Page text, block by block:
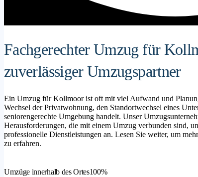
Fachgerechter Umzug für
zuverlässiger Umzugspartner
Ein Umzug für Kollmoor ist oft mit viel Aufwand und
Wechsel der Privatwohnung, den Standortwechsel eines
seniorengerechte Umgebung handelt. Unser
Herausforderungen, die mit einem Umzug verbunden sind,
professionelle Dienstleistungen an. Lesen Sie weiter, um
zu erfahren.
Umzüge innerhalb des Ortes100%